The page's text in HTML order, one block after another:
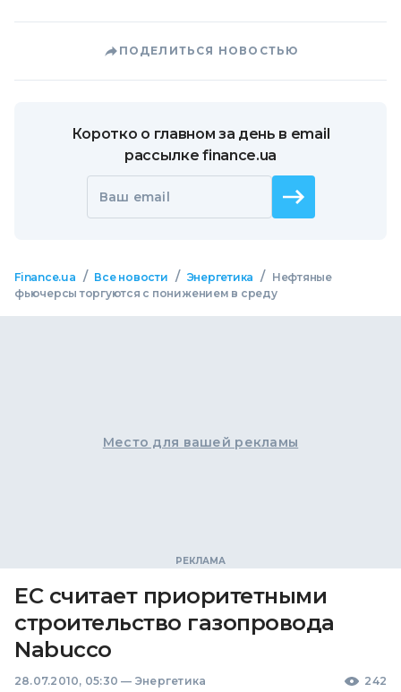
ПОДЕЛИТЬСЯ НОВОСТЬЮ
Коротко о главном за день в email
рассылке finance.ua
Ваш email
Finance.ua / Все новости / Энергетика /
Нефтяные
фьючерсы торгуются с понижением в среду
Место для вашей рекламы
ЕС считает приоритетными
строительство газопровода
Nabucco
28.07.2010, 05:30 — Энергетика 242